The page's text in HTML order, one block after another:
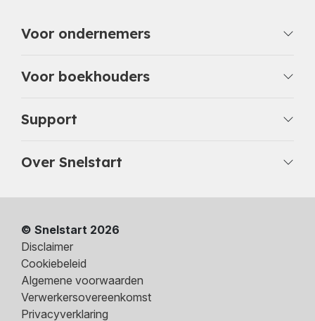
Voor ondernemers
Voor boekhouders
Support
Over Snelstart
© Snelstart 2026
Disclaimer
Cookiebeleid
Algemene voorwaarden
Verwerkersovereenkomst
Privacyverklaring